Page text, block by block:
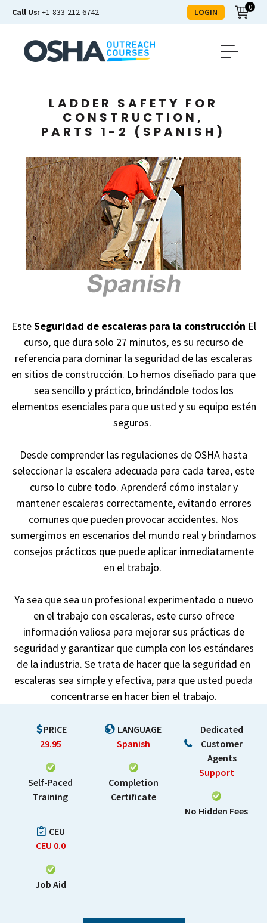
Call Us: +1-833-212-6742 LOGIN 0
LADDER SAFETY FOR
CONSTRUCTION,
PARTS 1-2 (SPANISH)
EsteSeguridad de escaleras para la construcción El
curso, que dura solo 27 minutos, es su recurso de
referencia para dominar la seguridad de las escaleras
en sitios de construcción. Lo hemos diseñado para que
sea sencillo y práctico, brindándole todos los
elementos esenciales para que usted y su equipo estén
seguros.
Desde comprender las regulaciones de OSHA hasta
seleccionar la escalera adecuada para cada tarea, este
curso lo cubre todo. Aprenderá cómo instalar y
mantener escaleras correctamente, evitando errores
comunes que pueden provocar accidentes. Nos
sumergimos en escenarios del mundo real y brindamos
consejos prácticos que puede aplicar inmediatamente
en el trabajo.
Ya sea que sea un profesional experimentado o nuevo
en el trabajo con escaleras, este curso ofrece
información valiosa para mejorar sus prácticas de
seguridad y garantizar que cumpla con los estándares
de la industria. Se trata de hacer que la seguridad en
escaleras sea simple y efectiva, para que usted pueda
concentrarse en hacer bien el trabajo.
PRICE
29.95
Self-Paced
Training
LANGUAGE
Spanish
Completion
Certificate
Dedicated
Customer
Agents
Support
No Hidden Fees
CEU
CEU 0.0
Job Aid